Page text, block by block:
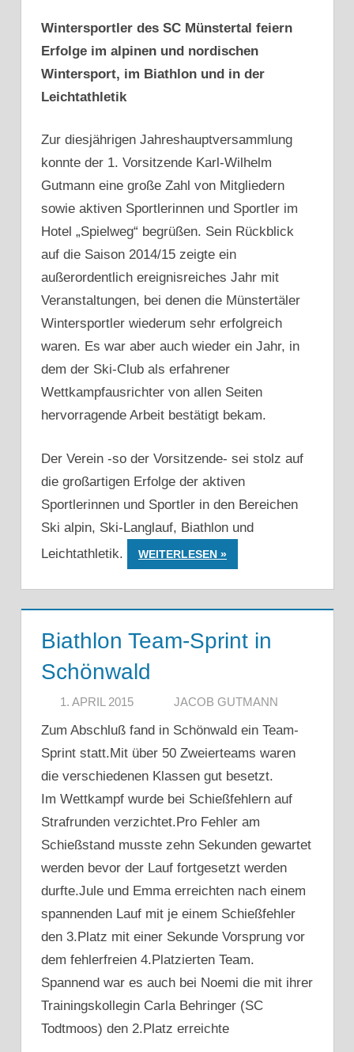
Wintersportler des SC Münstertal feiern
Erfolge im alpinen und nordischen
Wintersport, im Biathlon und in der
Leichtathletik
Zur diesjährigen Jahreshauptversammlung
konnte der 1. Vorsitzende Karl-Wilhelm
Gutmann eine große Zahl von Mitgliedern
sowie aktiven Sportlerinnen und Sportler im
Hotel „Spielweg“ begrüßen. Sein Rückblick
auf die Saison 2014/15 zeigte ein
außerordentlich ereignisreiches Jahr mit
Veranstaltungen, bei denen die Münstertäler
Wintersportler wiederum sehr erfolgreich
waren. Es war aber auch wieder ein Jahr, in
dem der Ski-Club als erfahrener
Wettkampfausrichter von allen Seiten
hervorragende Arbeit bestätigt bekam.
Der Verein -so der Vorsitzende- sei stolz auf
die großartigen Erfolge der aktiven
Sportlerinnen und Sportler in den Bereichen
Ski alpin, Ski-Langlauf, Biathlon und
Leichtathletik.
WEITERLESEN
Biathlon Team-Sprint in
Schönwald
1. APRIL 2015 JACOB GUTMANN
Zum Abschluß fand in Schönwald ein Team-
Sprint statt.Mit über 50 Zweierteams waren
die verschiedenen Klassen gut besetzt.
Im Wettkampf wurde bei Schießfehlern auf
Strafrunden verzichtet.Pro Fehler am
Schießstand musste zehn Sekunden gewartet
werden bevor der Lauf fortgesetzt werden
durfte.Jule und Emma erreichten nach einem
spannenden Lauf mit je einem Schießfehler
den 3.Platz mit einer Sekunde Vorsprung vor
dem fehlerfreien 4.Platzierten Team.
Spannend war es auch bei Noemi die mit ihrer
Trainingskollegin Carla Behringer (SC
Todtmoos) den 2.Platz erreichte